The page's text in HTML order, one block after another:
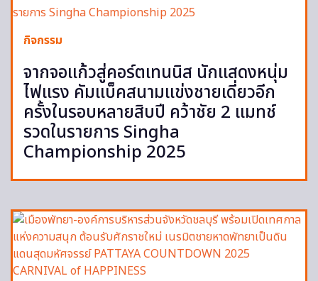
กิจกรรม
จากจอแก้วสู่คอร์ตเทนนิส นักแสดงหนุ่ม
ไฟแรง คัมแบ็คสนามแข่งชายเดี่ยวอีก
ครั้งในรอบหลายสิบปี คว้าชัย 2 แมทช์
รวดในรายการ Singha
Championship 2025